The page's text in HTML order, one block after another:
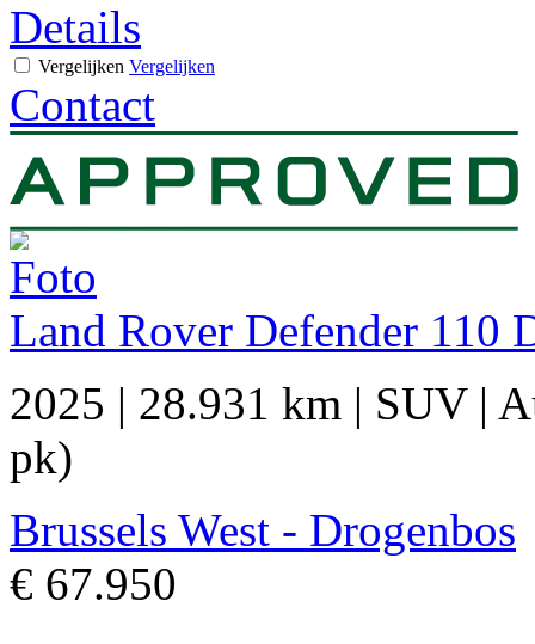
Details
Vergelijken Vergelijken
Contact
Land Rover Defender 110
2025 | 28.931 km | SUV|
pk)
Brussels West - Drogenbos
€ 67.950